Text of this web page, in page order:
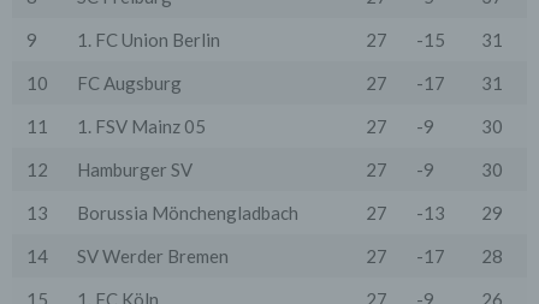
9
1. FC Union Berlin 27 -15
31
10
FC Augsburg 27 -17
31
11
1. FSV Mainz 05 27 -9
30
12
Hamburger SV 27 -9
30
13
Borussia Mönchengladbach 27 -13
29
14
SV Werder Bremen 27 -17
28
15
1. FC Köln 27 -9
26
vertraglichen Verpflichtungen gegenüber den Nutzern
Bei der Kontaktaufnahme mit uns (per Kontaktformular
oder Email) werden die Angaben des Nutzers zwecks
Bearbeitung der Anfrage sowie für den Fall, dass
Personenbezogene Daten werden gelöscht, sofern sie
Löschung keine Aufbewahrungspflichten